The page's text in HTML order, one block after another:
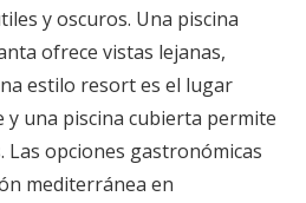
y oscuros. Una piscina
ofrece vistas lejanas,
estilo resort es el lugar
una piscina cubierta permite
Las opciones gastronómicas
mediterránea en